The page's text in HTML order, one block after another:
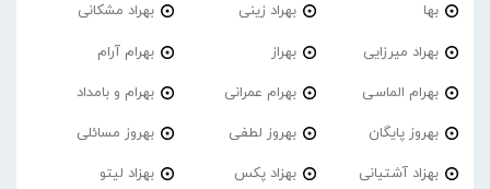
بها بهراد زینی بهراد مشکانی
بهراد میرزایی بهراز بهرام آرام
بهرام الماسی بهرام عمرانی بهرام و بامداد
بهروز پایگان بهروز لطفی بهروز مسائلی
بهزاد آشتیانی بهزاد پکس بهزاد لیتو